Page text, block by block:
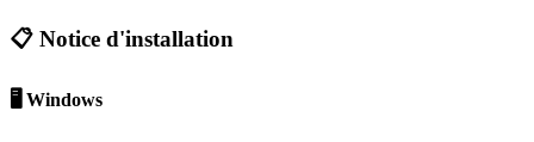
📋 Notice d'installation
🖥️ Windows